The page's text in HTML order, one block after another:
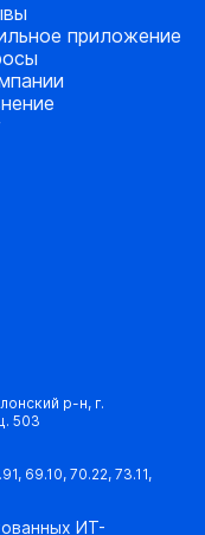
приложение
р-н, г.
503
69.10, 70.22, 73.11,
ИТ-